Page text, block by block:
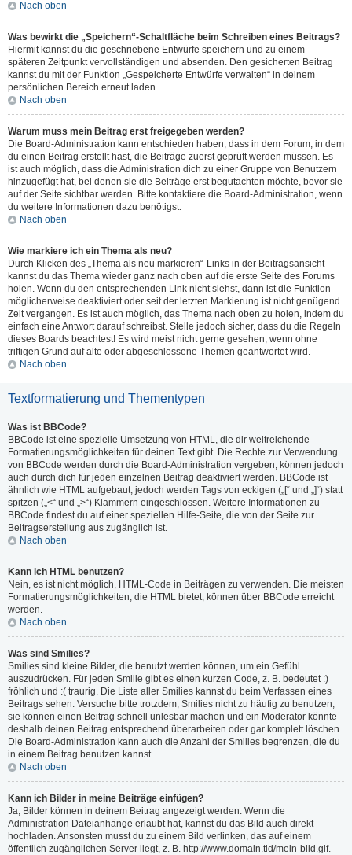
Nach oben
Was bewirkt die „Speichern“-Schaltfläche beim Schreiben eines Beitrags?
Hiermit kannst du die geschriebene Entwürfe speichern und zu einem
späteren Zeitpunkt vervollständigen und absenden. Den gesicherten Beitrag
kannst du mit der Funktion „Gespeicherte Entwürfe verwalten“ in deinem
persönlichen Bereich erneut laden.
Nach oben
Warum muss mein Beitrag erst freigegeben werden?
Die Board-Administration kann entschieden haben, dass in dem Forum, in dem
du einen Beitrag erstellt hast, die Beiträge zuerst geprüft werden müssen. Es
ist auch möglich, dass die Administration dich zu einer Gruppe von Benutzern
hinzugefügt hat, bei denen sie die Beiträge erst begutachten möchte, bevor sie
auf der Seite sichtbar werden. Bitte kontaktiere die Board-Administration, wenn
du weitere Informationen dazu benötigst.
Nach oben
Wie markiere ich ein Thema als neu?
Durch Klicken des „Thema als neu markieren“-Links in der Beitragsansicht
kannst du das Thema wieder ganz nach oben auf die erste Seite des Forums
holen. Wenn du den entsprechenden Link nicht siehst, dann ist die Funktion
möglicherweise deaktiviert oder seit der letzten Markierung ist nicht genügend
Zeit vergangen. Es ist auch möglich, das Thema nach oben zu holen, indem du
einfach eine Antwort darauf schreibst. Stelle jedoch sicher, dass du die Regeln
dieses Boards beachtest! Es wird meist nicht gerne gesehen, wenn ohne
triftigen Grund auf alte oder abgeschlossene Themen geantwortet wird.
Nach oben
Textformatierung und Thementypen
Was ist BBCode?
BBCode ist eine spezielle Umsetzung von HTML, die dir weitreichende
Formatierungsmöglichkeiten für deinen Text gibt. Die Rechte zur Verwendung
von BBCode werden durch die Board-Administration vergeben, können jedoch
auch durch dich für jeden einzelnen Beitrag deaktiviert werden. BBCode ist
ähnlich wie HTML aufgebaut, jedoch werden Tags von eckigen („[“ und „]“) statt
spitzen („<“ und „>“) Klammern eingeschlossen. Weitere Informationen zu
BBCode findest du auf einer speziellen Hilfe-Seite, die von der Seite zur
Beitragserstellung aus zugänglich ist.
Nach oben
Kann ich HTML benutzen?
Nein, es ist nicht möglich, HTML-Code in Beiträgen zu verwenden. Die meisten
Formatierungsmöglichkeiten, die HTML bietet, können über BBCode erreicht
werden.
Nach oben
Was sind Smilies?
Smilies sind kleine Bilder, die benutzt werden können, um ein Gefühl
auszudrücken. Für jeden Smilie gibt es einen kurzen Code, z. B. bedeutet :)
fröhlich und :( traurig. Die Liste aller Smilies kannst du beim Verfassen eines
Beitrags sehen. Versuche bitte trotzdem, Smilies nicht zu häufig zu benutzen,
sie können einen Beitrag schnell unlesbar machen und ein Moderator könnte
deshalb deinen Beitrag entsprechend überarbeiten oder gar komplett löschen.
Die Board-Administration kann auch die Anzahl der Smilies begrenzen, die du
in einem Beitrag benutzen kannst.
Nach oben
Kann ich Bilder in meine Beiträge einfügen?
Ja, Bilder können in deinem Beitrag angezeigt werden. Wenn die
Administration Dateianhänge erlaubt hat, kannst du das Bild auch direkt
hochladen. Ansonsten musst du zu einem Bild verlinken, das auf einem
öffentlich zugänglichen Server liegt, z. B. http://www.domain.tld/mein-bild.gif.